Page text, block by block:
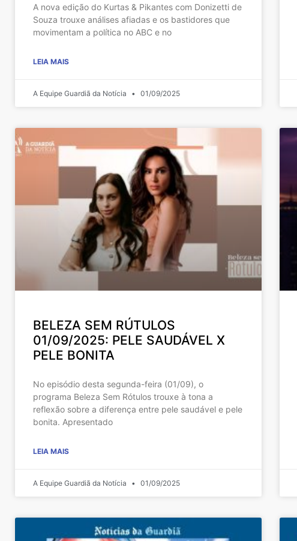
A nova edição do Kurtas & Pikantes com Donizetti de
Souza trouxe análises afiadas e os bastidores que
movimentam a política no ABC e no
LEIA MAIS
A Equipe Guardiã da Notícia 01/09/2025
BELEZA SEM RÚTULOS
01/09/2025: PELE SAUDÁVEL X
PELE BONITA
No episódio desta segunda-feira (01/09), o
programa Beleza Sem Rótulos trouxe à tona a
reflexão sobre a diferença entre pele saudável e pele
bonita. Apresentado
LEIA MAIS
A Equipe Guardiã da Notícia 01/09/2025